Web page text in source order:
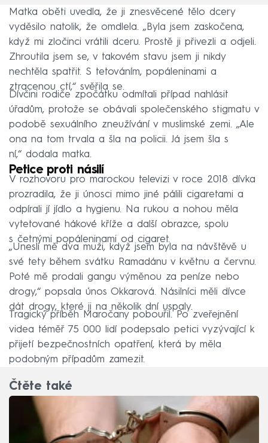
Matka oběti uvedla, že ji znesvěcené tělo dcery
vyděsilo natolik, že omdlela. „Byla jsem zaskočena,
když mi zločinci vrátili dceru. Prostě ji přivezli a odjeli.
Zhroutila jsem se, v takovém stavu jsem ji nikdy
nechtěla spatřit. S tetováním, popáleninami a
ztracenou ctí,“ svěřila se.
Dívčini rodiče zpočátku odmítali případ nahlásit
úřadům, protože se obávali společenského stigmatu v
podobě sexuálního zneužívání v muslimské zemi. „Ale
ona na tom trvala a šla na policii. Já jsem šla s
ní,“ dodala matka.
Petice proti násilí
V rozhovoru pro marockou televizi v roce 2018 dívka
prozradila, že ji únosci mimo jiné pálili cigaretami a
odpírali jí jídlo a hygienu. Na rukou a nohou měla
vytetované hákové kříže a další obrazce, spolu
s četnými popáleninami od cigaret.
„Unesli mě dva muži, když jsem byla na návštěvě u
své tety během svátku Ramadánu v květnu a červnu.
Poté mě prodali gangu výměnou za peníze nebo
drogy,“ popsala únos Okkarová. Násilníci měli dívce
dát drogy, které ji na několik dní uspaly.
Tragický příběh Maročany pobouřil. Po zveřejnění
videa téměř 75 000 lidí podepsalo petici vyzývající k
přijetí bezpečnostních opatření, která by měla
podobným případům zamezit.
Čtěte také